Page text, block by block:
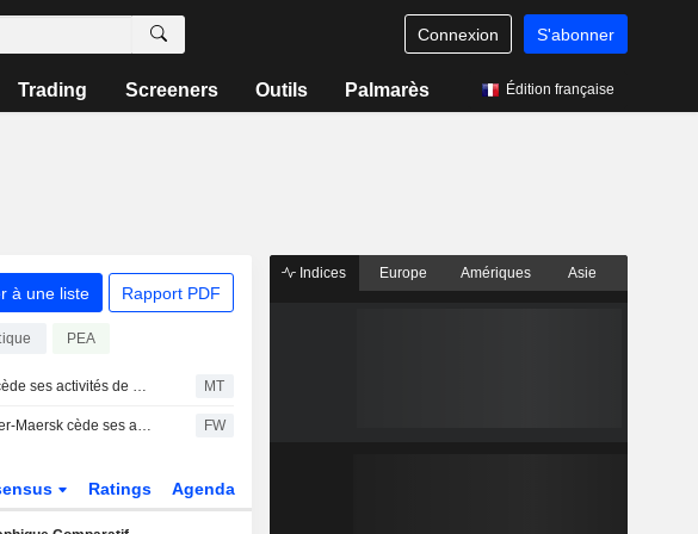
Connexion S'abonner
Trading Screeners Outils Palmarès Édition française
à une liste Rapport PDF
PEA
Maersk cède ses activités de sécurité et de formation à OpenGate Capital MT
A.P. Møller-Maersk cède ses activités de formation à Open Gate Capital FW
Ratings Agenda
Indices Europe Amériques Asie